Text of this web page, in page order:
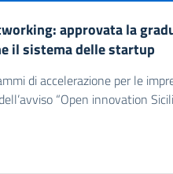
approvata la
il sistema delle startup
di accelerazione per le
“Open innovation